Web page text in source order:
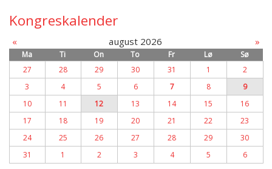
Kongreskalender
« august 2026 »
Ma Ti On To Fr Lø
Sø
27
28 29 30 31 1
2
3
4 5 6 7 8
9
10
11 12 13 14 15
16
17
18 19 20 21 22
23
24
25 26 27 28 29
30
31
1 2 3 4 5 6